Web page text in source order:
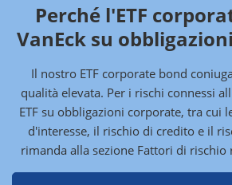
Perché l'ETF
VanEck su
Il nostro ETF corporate bond
qualità elevata. Per i rischi connessi
ETF su obbligazioni corporate, tra cui
d'interesse, il rischio di credito e il
rimanda alla sezione Fattori di